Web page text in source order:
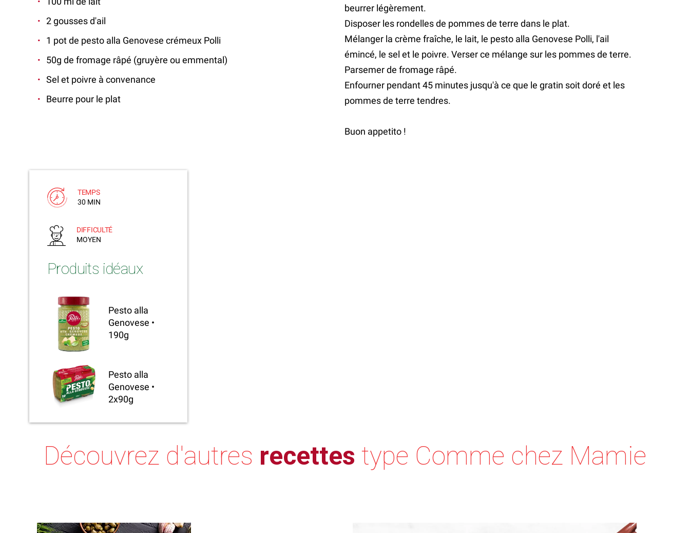
2 gousses d'ail
1 pot de pesto alla Genovese crémeux Polli
50g de fromage râpé (gruyère ou emmental)
Sel et poivre à convenance
Beurre pour le plat
beurrer légèrement.
Disposer les rondelles de pommes de terre dans le plat.
Mélanger la crème fraîche, le lait, le pesto alla Genovese Polli, l'ail
émincé, le sel et le poivre. Verser ce mélange sur les pommes de terre.
Parsemer de fromage râpé.
Enfourner pendant 45 minutes jusqu'à ce que le gratin soit doré et les
pommes de terre tendres.
Buon appetito !
TEMPS
30 MIN
DIFFICULTÉ
MOYEN
Produits idéaux
Pesto alla
Genovese •
190g
Pesto alla
Genovese •
2x90g
Découvrez d'autres recettes type Comme chez Mamie